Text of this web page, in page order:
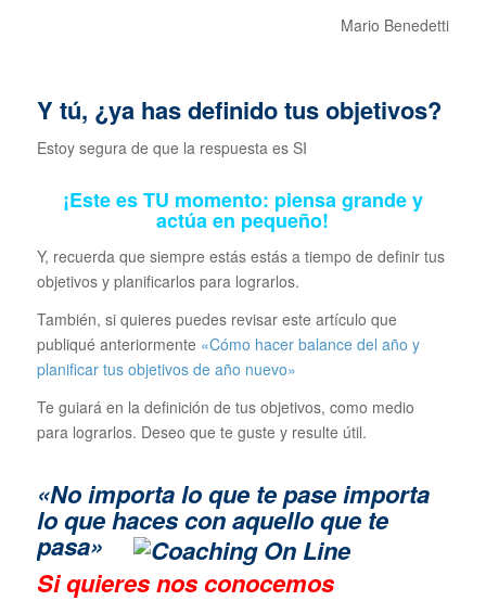
Mario Benedetti
Y tú, ¿ya has definido tus objetivos?
Estoy segura de que la respuesta es SI
¡Este es TU momento: piensa grande y
actúa en pequeño!
Y, recuerda que siempre estás estás a tiempo de definir tus
objetivos y planificarlos para lograrlos.
También, si quieres puedes revisar este artículo que
publiqué anteriormente «Cómo hacer balance del año y
planificar tus objetivos de año nuevo»
Te guiará en la definición de tus objetivos, como medio
para lograrlos. Deseo que te guste y resulte útil.
«No importa lo que te pase importa
lo que haces con aquello que te
pasa»
Si quieres nos conocemos